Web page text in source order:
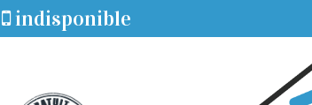
indisponible